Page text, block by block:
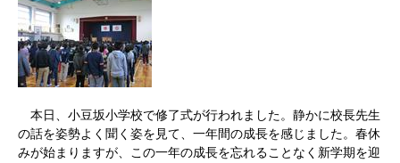
本日、小豆坂小学校で修了式が行われました。静かに校長先生
の話を姿勢よく聞く姿を見て、一年間の成長を感じました。春休
みが始まりますが、この一年の成長を忘れることなく新学期を迎